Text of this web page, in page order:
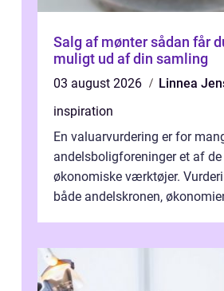
Salg af mønter sådan får du mest
muligt ud af din samling
03 august 2026
Linnea
inspiration
En valuarvurdering er for
andelsboligforeninger et af
økonomiske værktøjer.
både andelskronen,